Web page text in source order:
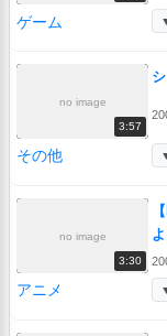
ゲーム
no image
3:57
その他
no image
3:30
アニメ